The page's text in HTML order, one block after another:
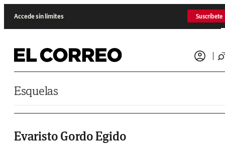
Accede sin límites Suscríbete
Esquelas
Evaristo Gordo Egido